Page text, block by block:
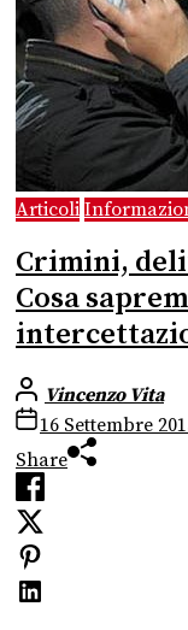
Articoli
Crimini,
Cosa
Vincenzo Vita
16 Settembre
Share